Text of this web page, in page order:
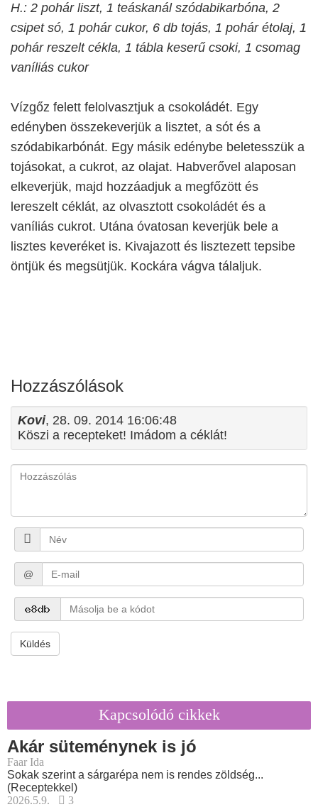
H.: 2 pohár liszt, 1 teáskanál szódabikarbóna, 2
csipet só, 1 pohár cukor, 6 db tojás, 1 pohár étolaj, 1
pohár reszelt cékla, 1 tábla keserű csoki, 1 csomag
vaníliás cukor
Vízgőz felett felolvasztjuk a csokoládét. Egy
edényben összekeverjük a lisztet, a sót és a
szódabikarbónát. Egy másik edénybe beletesszük a
tojásokat, a cukrot, az olajat. Habverővel alaposan
elkeverjük, majd hozzáadjuk a megfőzött és
lereszelt céklát, az olvasztott csokoládét és a
vaníliás cukrot. Utána óvatosan keverjük bele a
lisztes keveréket is. Kivajazott és lisztezett tepsibe
öntjük és megsütjük. Kockára vágva tálaljuk.
Hozzászólások
Kovi, 28. 09. 2014 16:06:48
Köszi a recepteket! Imádom a céklát!
@
Küldés
Kapcsolódó cikkek
Akár süteménynek is jó
Faar Ida
Sokak szerint a sárgarépa nem is rendes zöldség...
(Receptekkel)
2026.5.9.
3